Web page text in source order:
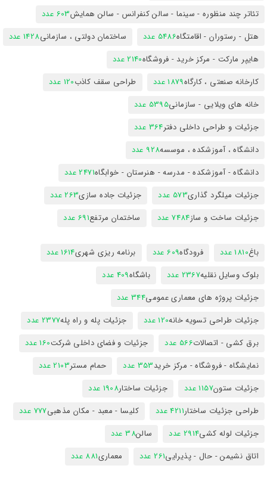
تئاتر چند منظوره - سینما - سالن کنفرانس - سالن همایش603 عدد
هتل - رستوران - اقامتگاه5486 عدد ساختمان دولتی ، سازمانی1428 عدد
هایپر مارکت - مرکز خرید - فروشگاه2140 عدد
کارخانه صنعتی ، کارگاه1879 عدد طراحی سقف کاذب120 عدد
خانه های ویلایی - سازمانی5395 عدد
جزئیات و طراحی داخلی دفتر364 عدد
دانشگاه ، آموزشکده ، موسسه928 عدد
دانشگاه - آموزشکده - مدرسه - هنرستان - خوابگاه2471 عدد
جزئیات میلگرد گذاری573 عدد جزئیات جاده سازی263 عدد
جزئیات ساخت و ساز7484 عدد ساختمان مرتفع691 عدد
باغ1810 عدد فرودگاه609 عدد برنامه ریزی شهری1614 عدد
بلوک وسایل نقلیه2367 عدد باشگاه409 عدد
جزئیات پروژه های معماری عمومی344 عدد
جزئیات طراحی تسویه خانه120 عدد جزئیات پله و راه پله2377 عدد
برق کشی - اتصالات566 عدد جزئیات و فضای داخلی شرکت160 عدد
نمایشگاه - فروشگاه - مرکز خرید353 عدد حمام مستر2103 عدد
جزئیات ستون1157 عدد جزئیات ساختار1908 عدد
طراحی جزئیات ساختار4211 عدد کلیسا - معبد - مکان مذهبی777 عدد
جزئیات لوله کشی2914 عدد سالن38 عدد
اتاق نشیمن - حال - پذیرایی261 عدد معماری881 عدد